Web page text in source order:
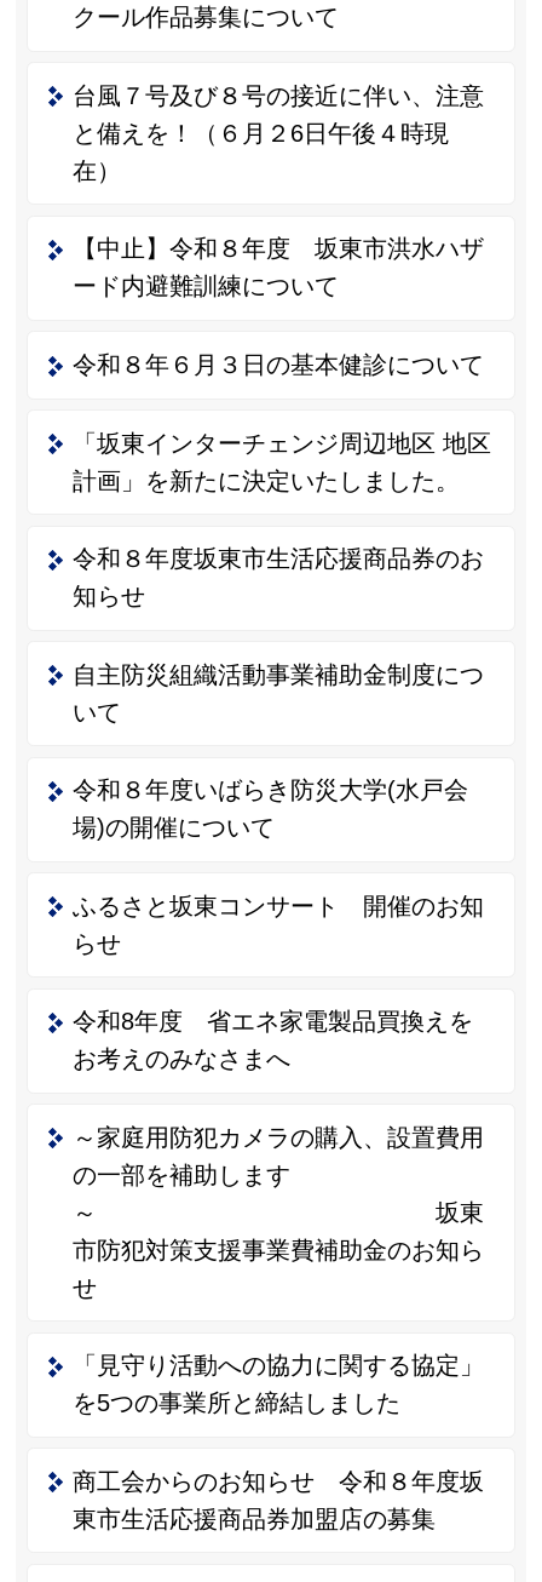
クール作品募集について
台風７号及び８号の接近に伴い、注意
と備えを！（６月２6日午後４時現
在）
【中止】令和８年度 坂東市洪水ハザ
ード内避難訓練について
令和８年６月３日の基本健診について
「坂東インターチェンジ周辺地区 地区
計画」を新たに決定いたしました。
令和８年度坂東市生活応援商品券のお
知らせ
自主防災組織活動事業補助金制度につ
いて
令和８年度いばらき防災大学(水戸会
場)の開催について
ふるさと坂東コンサート 開催のお知
らせ
令和8年度 省エネ家電製品買換えを
お考えのみなさまへ
～家庭用防犯カメラの購入、設置費用
の一部を補助します
～ 坂東
市防犯対策支援事業費補助金のお知ら
せ
「見守り活動への協力に関する協定」
を5つの事業所と締結しました
商工会からのお知らせ 令和８年度坂
東市生活応援商品券加盟店の募集